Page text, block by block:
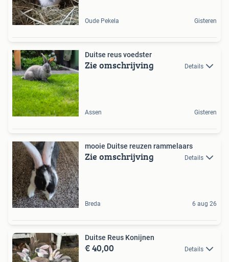
Oude Pekela Gisteren
Duitse reus voedster
Zie omschrijving Details
Assen Gisteren
mooie Duitse reuzen rammelaars
Zie omschrijving Details
Breda 6 aug 26
Duitse Reus Konijnen
€ 40,00 Details